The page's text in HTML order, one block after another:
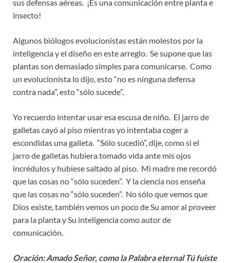
sus defensas aéreas. ¡Es una comunicación entre planta e
insecto!
Algunos biólogos evolucionistas están molestos por la
inteligencia y el diseño en este arreglo. Se supone que las
plantas son demasiado simples para comunicarse. Como
un evolucionista lo dijo, esto “no es ninguna defensa
contra nada”, esto “sólo sucede”.
Yo recuerdo intentar usar esa escusa de niño. El jarro de
galletas cayó al piso mientras yo intentaba coger a
escondidas una galleta. “Sólo sucedió”, dije, como si el
jarro de galletas hubiera tomado vida ante mis ojos
incrédulos y hubiese saltado al piso. Mi madre me recordó
que las cosas no “sólo suceden”. Y la ciencia nos enseña
que las cosas no “sólo suceden”. No sólo que vemos que
Dios existe, también vemos un poco de Su amor al proveer
para la planta y Su inteligencia como autor de
comunicación.
Oración: Amado Señor, como la Palabra eternal Tú fuiste